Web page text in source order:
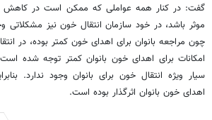
گفت: در کنار همه عواملی که ممکن است در کاهش
موثر باشد، در خود سازمان انتقال خون نیز مشکلاتی
چون مراجعه بانوان برای اهدای خون کمتر بوده، در
امکانات برای اهدای خون بانوان کمتر توجه شده
سیار ویژه انتقال خون برای بانوان وجود ندارد.
اهدای خون بانوان اثرگذار بوده است.